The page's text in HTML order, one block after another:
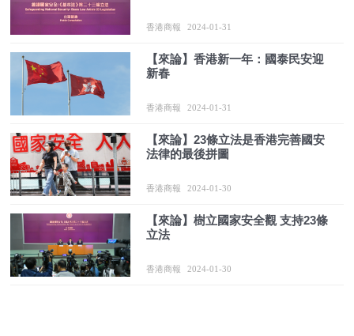
香港商報 2024-01-31
【來論】香港新一年：國泰民安迎
新春
香港商報 2024-01-31
【來論】23條立法是香港完善國安
法律的最後拼圖
香港商報 2024-01-30
【來論】樹立國家安全觀 支持23條
立法
香港商報 2024-01-30